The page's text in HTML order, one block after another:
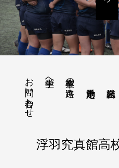
卒業生の進路
中学生へ
お問い合わせ
浮羽究真館高